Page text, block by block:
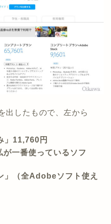
出したもので、左から
」11,760円
一番使っているソフ
」（全Adobeソフト使え